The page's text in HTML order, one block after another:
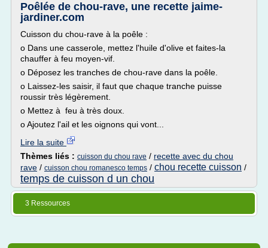
Poêlée de chou-rave, une recette jaime-
jardiner.com
Cuisson du chou-rave à la poêle :
o Dans une casserole, mettez l'huile d'olive et faites-la
chauffer à feu moyen-vif.
o Déposez les tranches de chou-rave dans la poêle.
o Laissez-les saisir, il faut que chaque tranche puisse
roussir très légèrement.
o Mettez à feu à très doux.
o Ajoutez l'ail et les oignons qui vont...
Lire la suite
Thèmes liés : cuisson du chou rave / recette avec du chou
rave / cuisson chou romanesco temps / chou recette cuisson /
temps de cuisson d un chou
3 Ressources